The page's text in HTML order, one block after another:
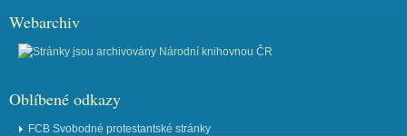
Webarchiv
Oblíbené odkazy
FCB Svobodné protestantské stránky